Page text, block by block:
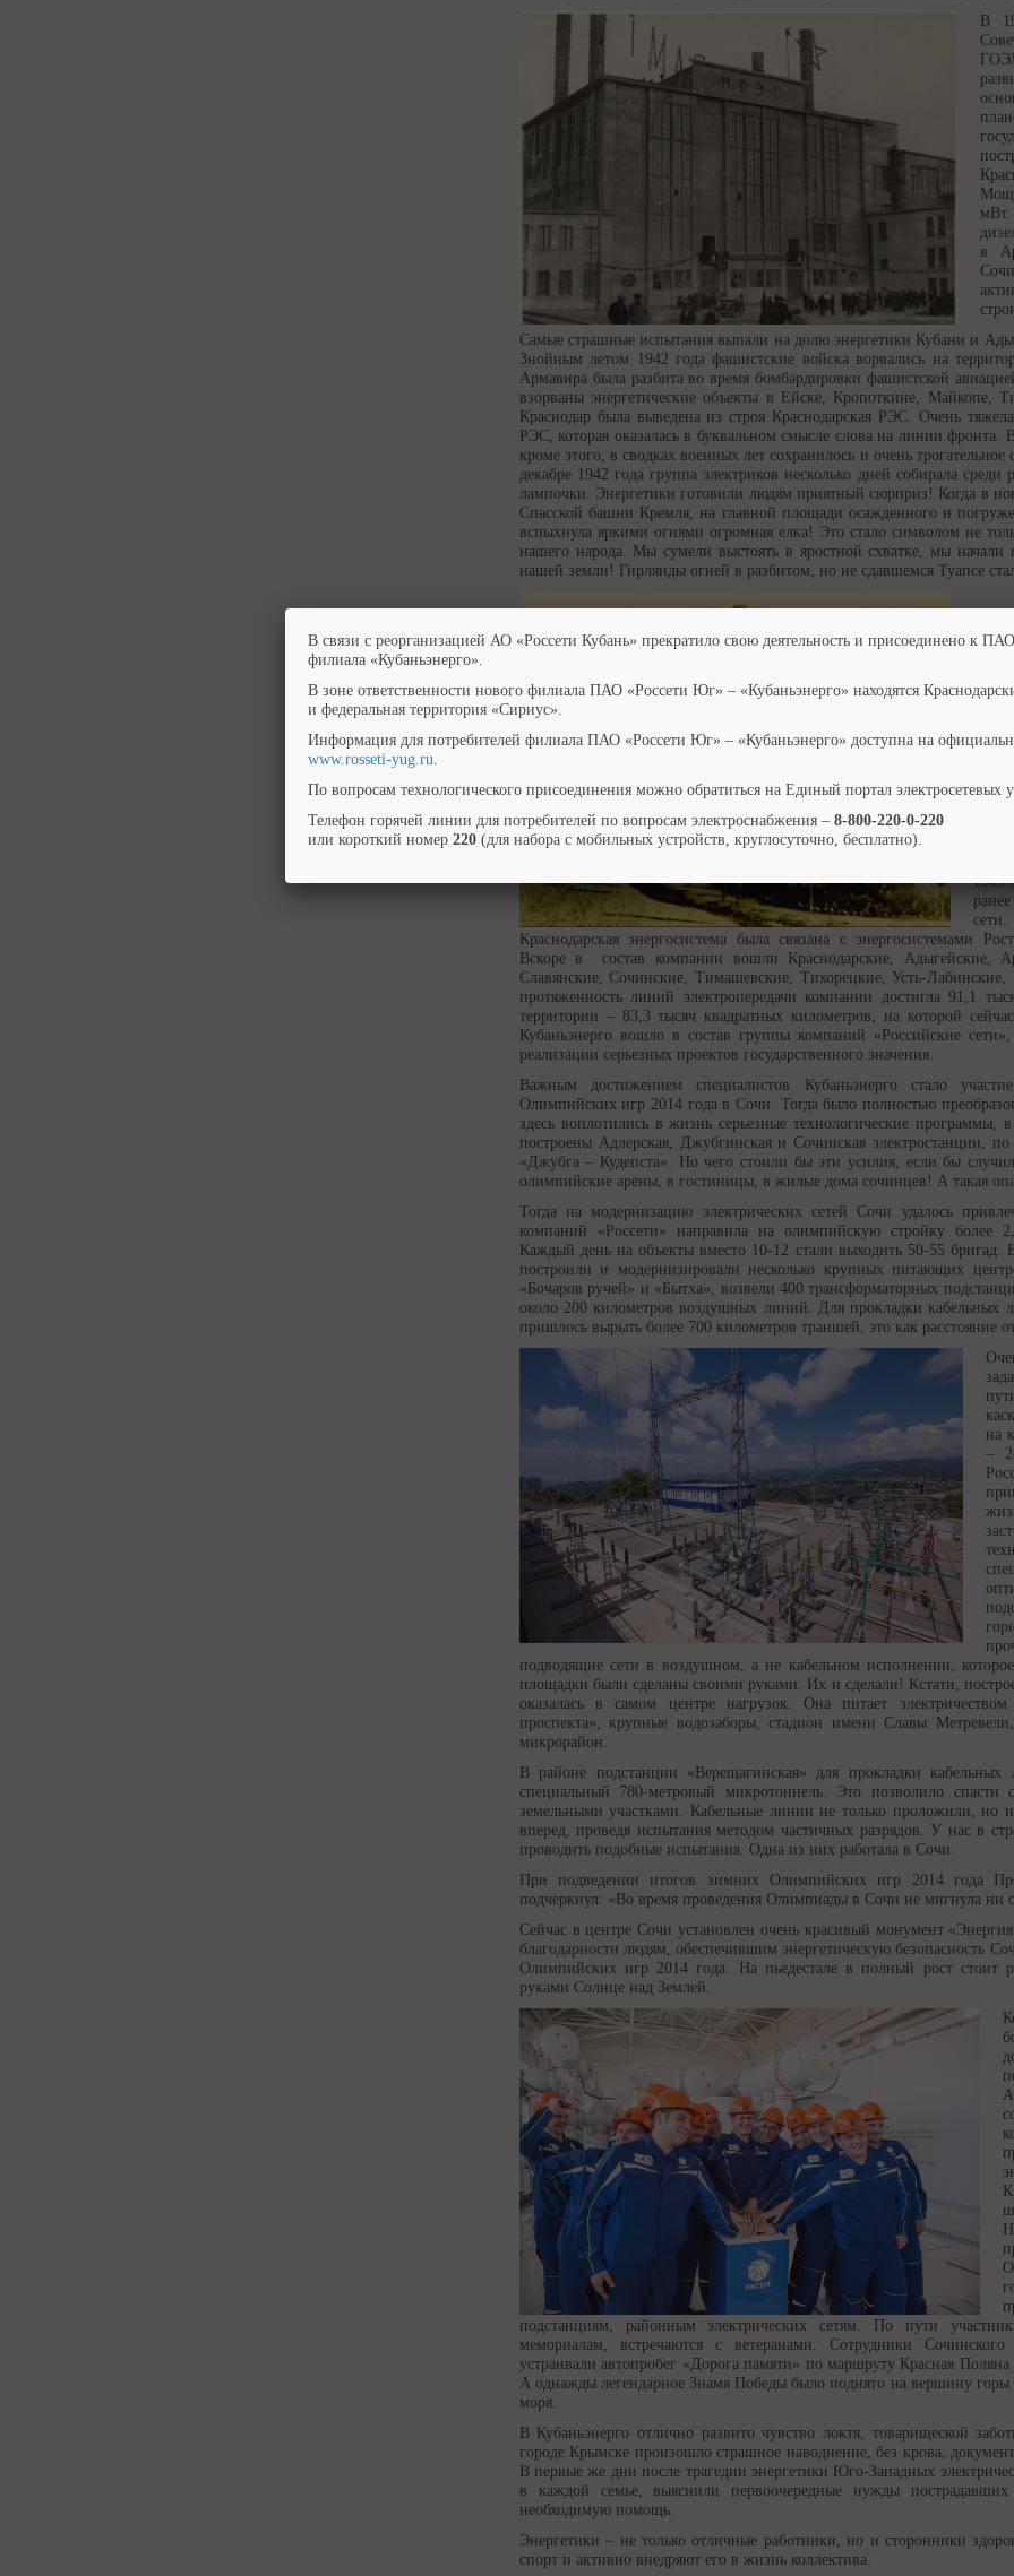
В
в
Самые страшные испытания выпали на долю энергетики Кубани и
Знойным летом 1942 года фашистские войска ворвались на
Армавира была разбита во время бомбардировки фашистской
взорваны энергетические объекты в Ейске, Кропоткине, Майкопе,
Краснодар была выведена из строя Краснодарская РЭС. Очень
РЭС, которая оказалась в буквальном смысле слова на линии
кроме этого, в сводках военных лет сохранилось и очень
декабре 1942 года группа электриков несколько дней собирала
лампочки. Энергетики готовили людям приятный сюрприз! Когда в
Спасской башни Кремля, на главной площади осажденного и
вспыхнула яркими огнями огромная елка! Это стало символом не
нашего народа. Мы сумели выстоять в яростной схватке, мы начали
нашей земли! Гирлянды огней в разбитом, но не сдавшемся Туапсе
1963
Краснодарская энергосистема была связана с энергосистемами
Вскоре в состав компании вошли Краснодарские, Адыгейские,
Славянские, Сочинские, Тимашевские, Тихорецкие, Усть-
протяженность линий электропередачи компании достигла 91,1
территории – 83,3 тысяч квадратных километров, на которой
Кубаньэнерго вошло в состав группы компаний «Российские
реализации серьезных проектов государственного значения.
Важным достижением специалистов Кубаньэнерго стало
Олимпийских игр 2014 года в Сочи. Тогда было полностью
здесь воплотились в жизнь серьезные технологические
построены Адлерская, Джубгинская и Сочинская электростанции,
«Джубга – Кудепста». Но чего стоили бы эти усилия, если бы
олимпийские арены, в гостиницы, в жилые дома сочинцев! А такая
Тогда на модернизацию электрических сетей Сочи удалось
компаний «Россети» направила на олимпийскую стройку более
Каждый день на объекты вместо 10-12 стали выходить 50-55 бригад.
построили и модернизировали несколько крупных питающих
«Бочаров ручей» и «Бытха», возвели 400 трансформаторных
около 200 километров воздушных линий. Для прокладки кабельных
пришлось вырыть более 700 километров траншей, это как расстояние
на
–
подводящие сети в воздушном, а не кабельном исполнении,
площадки были сделаны своими руками. Их и сделали! Кстати,
оказалась в самом центре нагрузок. Она питает
проспекта», крупные водозаборы, стадион имени Славы
микрорайон.
В районе подстанции «Верещагинская» для прокладки
специальный 780-метровый микротоннель. Это позволило
земельными участками. Кабельные линии не только проложили, но
вперед, проведя испытания методом частичных разрядов. У нас в
проводить подобные испытания. Одна из них работала в Сочи.
При подведении итогов зимних Олимпийских игр 2014 года
подчеркнул: «Во время проведения Олимпиады в Сочи не мигнула ни
Сейчас в центре Сочи установлен очень красивый монумент
благодарности людям, обеспечившим энергетическую безопасность
Олимпийских игр 2014 года. На пьедестале в полный рост стоит
руками Солнце над Землей.
подстанциям, районным электрических сетям. По пути
мемориалам, встречаются с ветеранами. Сотрудники
устраивали автопробег «Дорога памяти» по маршруту Красная
А однажды легендарное Знамя Победы было поднято на вершину
моря.
В Кубаньэнерго отлично развито чувство локтя, товарищеской
городе Крымске произошло страшное наводнение, без крова,
В первые же дни после трагедии энергетики Юго-Западных
в каждой семье, выяснили первоочередные нужды
необходимую помощь.
Энергетики – не только отличные работники, но и сторонники
спорт и активно внедряют его в жизнь коллектива.
В связи с реорганизацией АО «Россети Кубань» прекратило свою деятельность и присоединено к
филиала «Кубаньэнерго».
В зоне ответственности нового филиала ПАО «Россети Юг» – «Кубаньэнерго» находятся
и федеральная территория «Сириус».
Информация для потребителей филиала ПАО «Россети Юг» – «Кубаньэнерго» доступна на
www.rosseti-yug.ru.
По вопросам технологического присоединения можно обратиться на Единый портал электросетевых
Телефон горячей линии для потребителей по вопросам электроснабжения – 8-800-220-0-220
или короткий номер 220 (для набора с мобильных устройств, круглосуточно, бесплатно).